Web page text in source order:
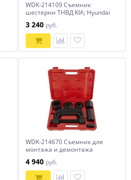
WDK-214109 Съемник
шестерни ТНВД KIA; Hyundai
3 240 руб.
WDK-214670 Съемник для
монтажа и демонтажа
10 предметов
4 940 руб.